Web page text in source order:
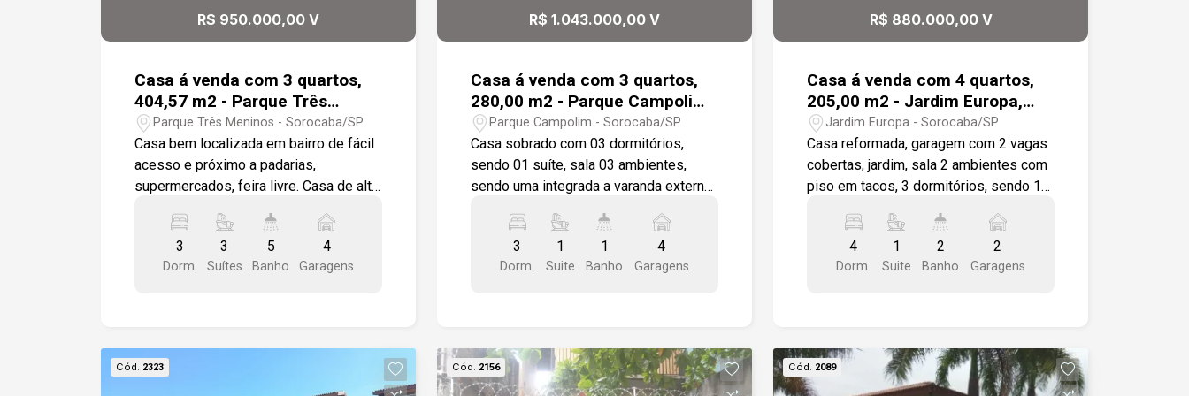
com duas cubas e um chuveiro
serviço podendo ser transformada em
área gourmet que tem uma vista
maravilhosa da cidade Todo
acabamento da casa é delicado com
gesso e a iluminação é delicada dando
um aconchego ao ambiente
R$ 950.000,00 V
Casa á venda com 3 quartos,
404,57 m2 - Parque Três
Meninos, Sorocaba
Parque Três Meninos - Sorocaba/SP
Casa bem localizada em bairro de fácil
acesso e próximo a padarias,
supermercados, feira livre. Casa de alto
de teve, sala de jantar área gourmet,
piscina, 3 suítes, 2 suítes com closed
hidromassagem, banheiro social,
3
Dorm.
3
Suítes
5
Banho
4
Garagens
R$ 1.043.000,00 V
Casa á venda com 3 quartos,
280,00 m2 - Parque Campolim,
Sorocaba
Parque Campolim - Sorocaba/SP
Casa sobrado com 03 dormitórios,
sendo 01 suíte, sala 03 ambientes,
sendo uma integrada a varanda externa,
reservado para secagem de roupa. Nos
fundos área coberta com espaço
gourmet com banheiro, quintal gramado,
3
Dorm.
1
Suite
1
Banho
4
Garagens
R$ 880.000,00 V
Casa á venda com 4 quartos,
205,00 m2 - Jardim Europa,
Sorocaba
Jardim Europa - Sorocaba/SP
Casa reformada, garagem com 2 vagas
cobertas, jardim, sala 2 ambientes com
piso em tacos, 3 dormitórios, sendo 1
dormitórios com piso em tacos, ampla
copa cozinha com armários. Quintal
com 80m2 com piso, edícula com 1
padaria, bancos, shopping e inúmeros
comércios .
4
Dorm.
1
Suite
2
Banho
2
Garagens
Cód. 2323 Cód. 2156 Cód. 2089